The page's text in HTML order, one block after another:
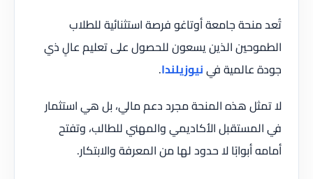
تُعد منحة جامعة أوتاغو فرصة استثنائية للطلاب
الطموحين الذين يسعون للحصول على تعليم عالٍ ذي
جودة عالمية فينيوزيلندا.
لا تمثل هذه المنحة مجرد دعم مالي، بل هي استثمار
في المستقبل الأكاديمي والمهني للطالب، وتفتح
أمامه أبوابًا لا حدود لها من المعرفة والابتكار.